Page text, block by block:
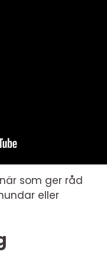
som ger råd
eller